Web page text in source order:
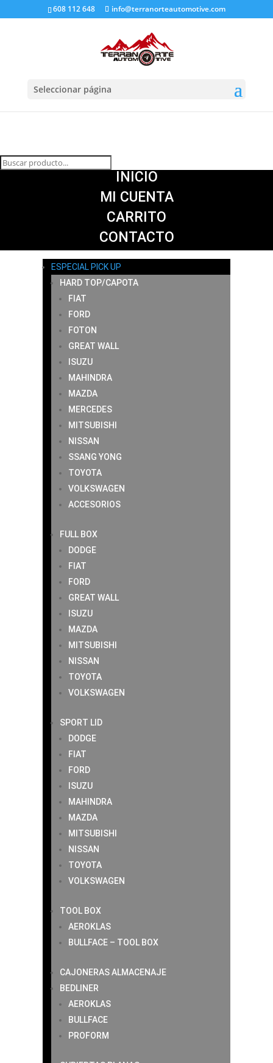
608 112 648 info@terranorteautomotive.com
Seleccionar página
INICIO
MI CUENTA
CARRITO
CONTACTO
ESPECIAL PICK UP
HARD TOP/CAPOTA
FIAT
FORD
FOTON
GREAT WALL
ISUZU
MAHINDRA
MAZDA
MERCEDES
MITSUBISHI
NISSAN
SSANG YONG
TOYOTA
VOLKSWAGEN
ACCESORIOS
FULL BOX
DODGE
FIAT
FORD
GREAT WALL
ISUZU
MAZDA
MITSUBISHI
NISSAN
TOYOTA
VOLKSWAGEN
SPORT LID
DODGE
FIAT
FORD
ISUZU
MAHINDRA
MAZDA
MITSUBISHI
NISSAN
TOYOTA
VOLKSWAGEN
TOOL BOX
AEROKLAS
BULLFACE – TOOL BOX
CAJONERAS ALMACENAJE
BEDLINER
AEROKLAS
BULLFACE
PROFORM